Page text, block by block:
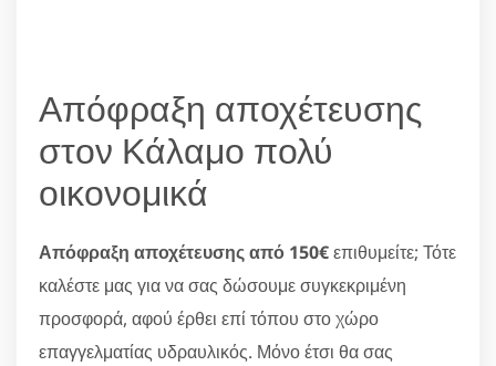
Απόφραξη αποχέτευσης
στον Κάλαμο πολύ
οικονομικά
Απόφραξη αποχέτευσης από 150€επιθυμείτε; Τότε
καλέστε μας για να σας δώσουμε συγκεκριμένη
προσφορά, αφού έρθει επί τόπου στο χώρο
επαγγελματίας υδραυλικός. Μόνο έτσι θα σας